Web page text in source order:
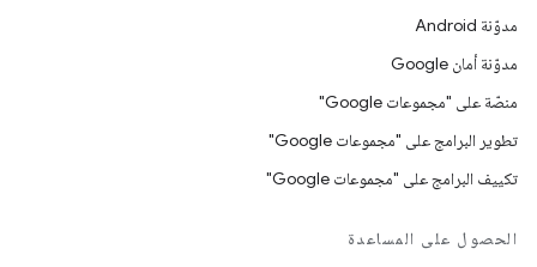
مدوّنة Android
مدوّنة أمان Google
منصّة على "مجموعات Google"
تطوير البرامج على "مجموعات Google"
تكييف البرامج على "مجموعات Google"
الحصول على المساعدة